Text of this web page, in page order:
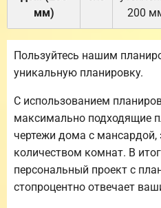
мм)
200
Пользуйтесь нашим
уникальную планировку.
С использованием
максимально подходящие
чертежи дома с
количеством комнат. В
персональный проект с
стопроцентно отвечает